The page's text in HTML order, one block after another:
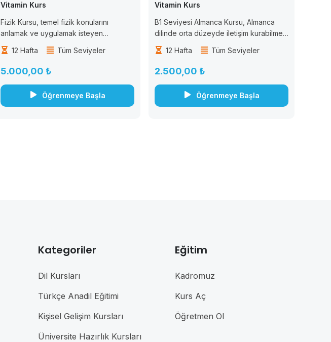
Vitamin Kurs
Fizik Kursu, temel fizik konularını
anlamak ve uygulamak isteyen
öğrenciler için tasarlanmıştır. Bu kurs,
öğrencilere fizik bilimine giriş yaparak,
temel fizik prensiplerini ve kavramlarını
anlamalarını sağlar. Kurs boyunca,
öğrencilere fiziksel...
12 Hafta Tüm Seviyeler
5.000,00 ₺
Öğrenmeye Başla
Vitamin Kurs
B1 Seviyesi Almanca Kursu, Almanca
dilinde orta düzeyde iletişim kurabilme
yeteneğine sahip olmak isteyen
öğrenciler için tasarlanmıştır. Bu kurs,
öğrencilere Almanca dilinde okuma,
yazma, konuşma ve dinleme
becerilerini geliştirmek için...
12 Hafta Tüm Seviyeler
2.500,00 ₺
Öğrenmeye Başla
Kategoriler
Dil Kursları
Türkçe Anadil Eğitimi
Kişisel Gelişim Kursları
Üniversite Hazırlık Kursları
Eğitim
Kadromuz
Kurs Aç
Öğretmen Ol